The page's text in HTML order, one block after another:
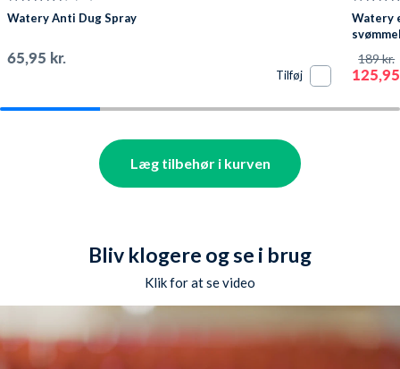
Watery Anti Dug Spray
65,95 kr.
Tilføj
Watery
189 kr.
Læg tilbehør i kurven
Bliv klogere og se i brug
Klik for at se video